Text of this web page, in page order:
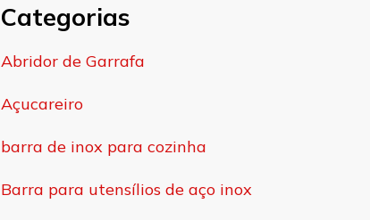
Categorias
Abridor de Garrafa
Açucareiro
barra de inox para cozinha
Barra para utensílios de aço inox